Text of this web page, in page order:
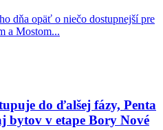
dňa opäť o niečo dostupnejší pre
a Mostom...
do ďalšej fázy, Penta
bytov v etape Bory Nové